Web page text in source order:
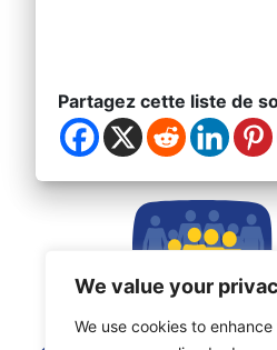
We value your
We use cookies to
Partagez cette liste de